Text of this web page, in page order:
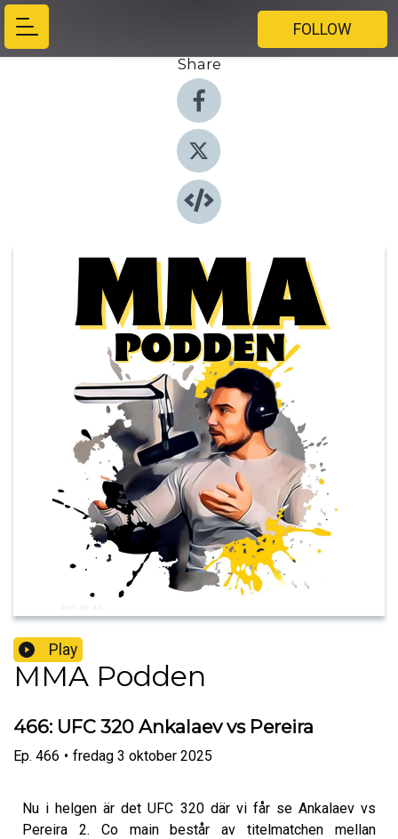
FOLLOW
Share
Play
MMA Podden
466: UFC 320 Ankalaev vs Pereira
Ep. 466 • fredag 3 oktober 2025
Nu i helgen är det UFC 320 där vi får se Ankalaev vs
Pereira 2. Co main består av titelmatchen mellan